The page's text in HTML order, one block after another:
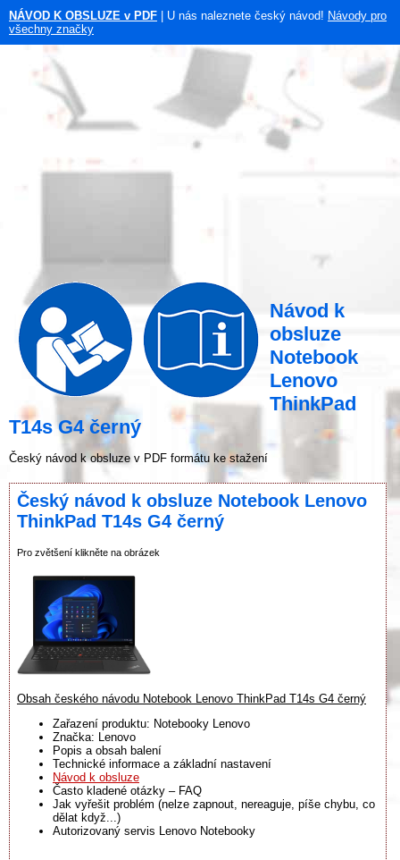
NÁVOD K OBSLUZE v PDF | U nás naleznete český návod! Návody pro
všechny značky
Návod k
obsluze
Notebook
Lenovo
ThinkPad
T14s G4 černý
Český návod k obsluze v PDF formátu ke stažení
Český návod k obsluze Notebook Lenovo
ThinkPad T14s G4 černý
Pro zvětšení klikněte na obrázek
Obsah českého návodu Notebook Lenovo ThinkPad T14s G4 černý
Zařazení produktu: Notebooky Lenovo
Značka: Lenovo
Popis a obsah balení
Technické informace a základní nastavení
Návod k obsluze
Často kladené otázky – FAQ
Jak vyřešit problém (nelze zapnout, nereaguje, píše chybu, co
dělat když...)
Autorizovaný servis Lenovo Notebooky